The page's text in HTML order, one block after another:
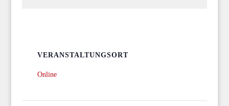
VERANSTALTUNGSORT
Online